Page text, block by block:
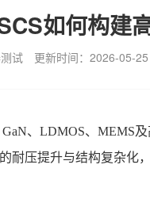
如何构建
试 更新时间：2026-05-25
GaN、LDMOS、MEMS
耐压提升与结构复杂化